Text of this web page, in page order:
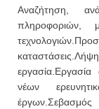
Αναζήτηση,
νέων